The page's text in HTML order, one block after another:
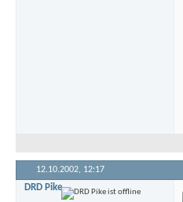
12.10.2002, 12:17
DRD Pike